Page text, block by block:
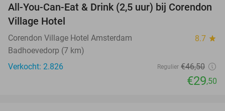
37%
All-You-Can-Eat & Drink (2,5 uur) bij Corendon
Village Hotel
Corendon Village Hotel Amsterdam 8.7 star
Badhoevedorp (7 km)
Verkocht: 2.826
Regulier €46,50
€29,50